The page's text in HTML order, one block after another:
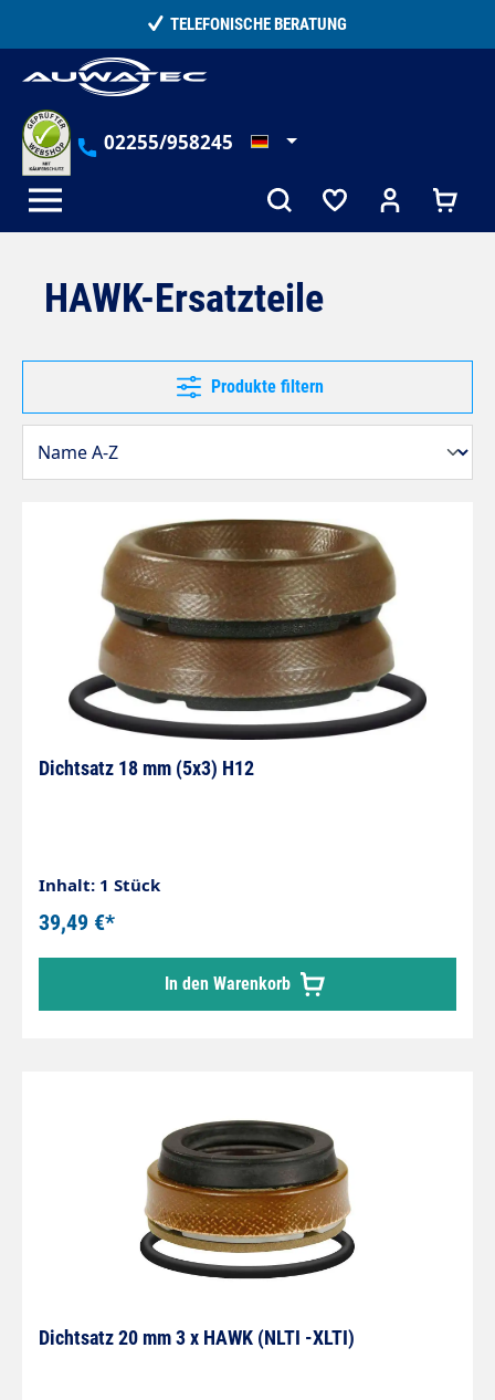
15.000+ ZUFRIEDENE KUNDEN
02255/958245
HAWK-Ersatzteile
Produkte filtern
Dichtsatz 18 mm (5x3) H12
Inhalt: 1 Stück
39,49 €*
In den Warenkorb
Dichtsatz 20 mm 3 x HAWK (NLTI -XLTI)